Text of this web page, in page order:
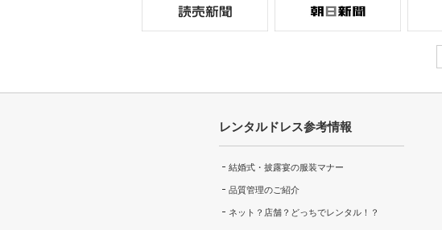
レンタルドレス参考情報
結婚式・披露宴の服装マナー
品質管理のご紹介
ネット？店舗？どっちでレンタル！？